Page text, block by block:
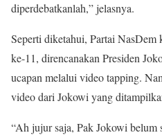
diperdebatkanlah,” jelasnya.
Seperti diketahui, Partai NasDem
ke-11, direncanakan Presiden
ucapan melalui video tapping.
video dari Jokowi yang
“Ah jujur saja, Pak Jokowi belum